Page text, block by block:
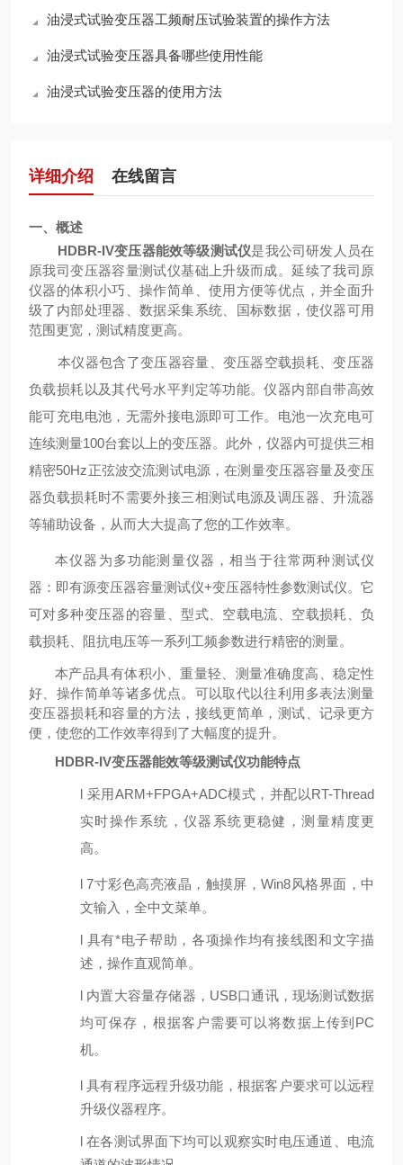
油浸式试验变压器工频耐压试验装置的操作方法
油浸式试验变压器具备哪些使用性能
油浸式试验变压器的使用方法
详细介绍 在线留言
一、概述
HDBR-IV变压器能效等级测试仪是我公司研发人员在
原我司变压器容量测试仪基础上升级而成。延续了我司原
仪器的体积小巧、操作简单、使用方便等优点，并全面升
级了内部处理器、数据采集系统、国标数据，使仪器可用
范围更宽，测试精度更高。
本仪器包含了变压器容量、变压器空载损耗、变压器
负载损耗以及其代号水平判定等功能。仪器内部自带高效
能可充电电池，无需外接电源即可工作。电池一次充电可
连续测量100台套以上的变压器。此外，仪器内可提供三相
精密50Hz正弦波交流测试电源，在测量变压器容量及变压
器负载损耗时不需要外接三相测试电源及调压器、升流器
等辅助设备，从而大大提高了您的工作效率。
本仪器为多功能测量仪器，相当于往常两种测试仪
器：即有源变压器容量测试仪+变压器特性参数测试仪。它
可对多种变压器的容量、型式、空载电流、空载损耗、负
载损耗、阻抗电压等一系列工频参数进行精密的测量。
本产品具有体积小、重量轻、测量准确度高、稳定性
好、操作简单等诸多优点。可以取代以往利用多表法测量
变压器损耗和容量的方法，接线更简单，测试、记录更方
便，使您的工作效率得到了大幅度的提升。
HDBR-IV变压器能效等级测试仪功能特点
l 采用ARM+FPGA+ADC模式，并配以RT-Thread
实时操作系统，仪器系统更稳健，测量精度更
高。
l7寸彩色高亮液晶，触摸屏，Win8风格界面，中
文输入，全中文菜单。
l 具有*电子帮助，各项操作均有接线图和文字描
述，操作直观简单。
l 内置大容量存储器， USB口通讯，现场测试数据
均可保存，根据客户需要可以将数据上传到PC
机。
l具有程序远程升级功能，根据客户要求可以远程
升级仪器程序。
l在各测试界面下均可以观察实时电压通道、电流